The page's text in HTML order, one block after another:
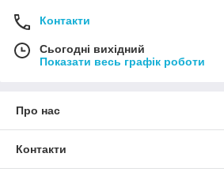
Контакти
Сьогодні вихідний
Показати весь графік роботи
Про нас
Контакти